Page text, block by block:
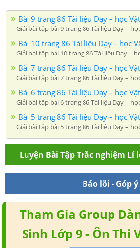
Bài 9 trang 86 Tài liệu Dạy – học
Giải bài tập bài 9 trang 86 Tài liệu Dạy –
Bài 10 trang 86 Tài liệu Dạy – học
Giải bài tập bài 10 trang 86 Tài liệu Dạy –
Bài 7 trang 86 Tài liệu Dạy – học
Giải bài tập bài 7 trang 86 Tài liệu Dạy –
Bài 6 trang 86 Tài liệu Dạy – học
Giải bài tập bài 6 trang 86 Tài liệu Dạy –
Bài 5 trang 86 Tài liệu Dạy – học
Giải bài tập bài 5 trang 86 Tài liệu Dạy –
Luyện Bài Tập Trắc nghiệm Lí
Báo lỗi - Góp ý
Tham Gia Group
Sinh Lớp 9 - Ôn Thi